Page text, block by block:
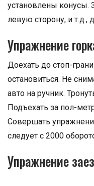
установлены конусы.
левую сторону, и т.д.,
Упражнение
Доехать до стоп-
остановиться. Не
авто на ручник.
Подъехать за пол-
Совершать
следует с 2000
Упражнение